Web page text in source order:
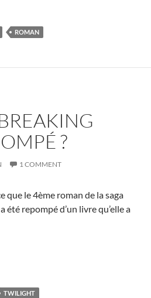
ROMAN
?
1 COMMENT
que le 4ème roman de la saga
été repompé d’un livre qu’elle a
Dawn” repompé ?
TWILIGHT